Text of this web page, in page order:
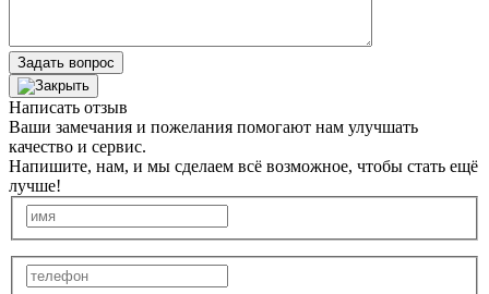
Задать вопрос
Написать отзыв
Ваши замечания и пожелания помогают нам улучшать
качество и сервис.
Напишите, нам, и мы сделаем всё возможное, чтобы стать ещё
лучше!